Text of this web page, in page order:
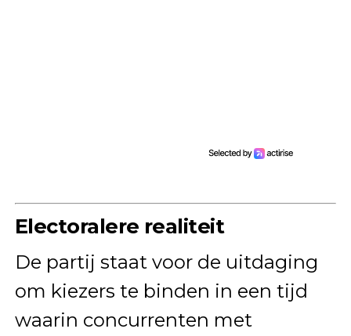
Electoralere realiteit
De partij staat voor de uitdaging
om kiezers te binden in een tijd
waarin concurrenten met